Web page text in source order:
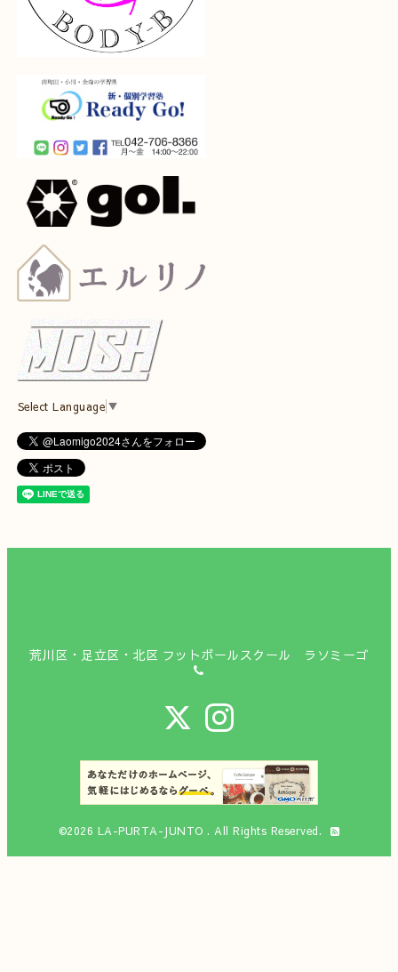
Select Language ▼
荒川区・足立区・北区 フットボールスクール ラソミーゴ
©2026 LA-PURTA-JUNTO. All Rights Reserved.